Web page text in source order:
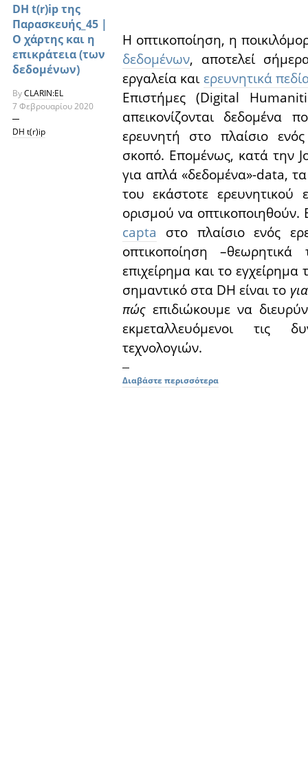
DH t(r)ip της
Παρασκευής_45 |
Ο χάρτης και η
επικράτεια (των
δεδομένων)
ByCLARIN:EL
7 Φεβρουαρίου 2020
DH t(r)ip
Η οπτικοποίηση, η
δεδομένων, αποτελεί
εργαλεία και ερευνητικά
Επιστήμες (Digital
απεικονίζονται δεδομένα
ερευνητή στο πλαίσιο
σκοπό. Επομένως, κατά την
για απλά «δεδομένα»-data,
του εκάστοτε
ορισμού να οπτικοποιηθούν.
capta στο πλαίσιο ενός
οπτικοποίηση –θεωρητικά
επιχείρημα και το εγχείρημα
σημαντικό στα DH είναι το
πώς επιδιώκουμε να
εκμεταλλευόμενοι τις
τεχνολογιών.
Διαβάστε περισσότερα